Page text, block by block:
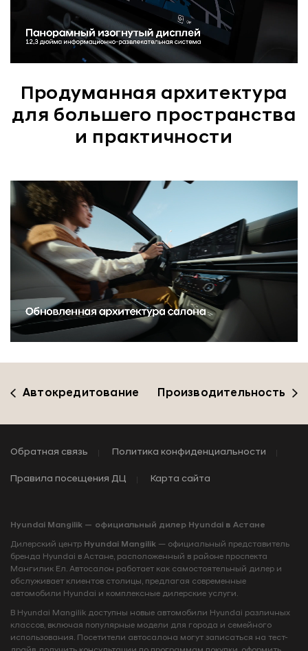
Продуманная архитектура
для большего пространства
и практичности
Автокредитование Производительность
Обратная связь Политика конфиденциальности
Правила посещения ДЦ Карта сайта
Hyundai Mangilik — официальный дилер Hyundai в Астане
Дилерский центр Hyundai Mangilik — официальный представитель
бренда Hyundai в Астане, расположенный в районе проспекта
Мангилик Ел. Автосалон работает как самостоятельный дилер и
обслуживает клиентов столицы, предлагая современные
автомобили Hyundai и комплексные дилерские услуги.
В Hyundai Mangilik доступны новые автомобили Hyundai различных
классов, включая популярные модели для города и семейного
использования. Посетители автосалона могут записаться на тест-